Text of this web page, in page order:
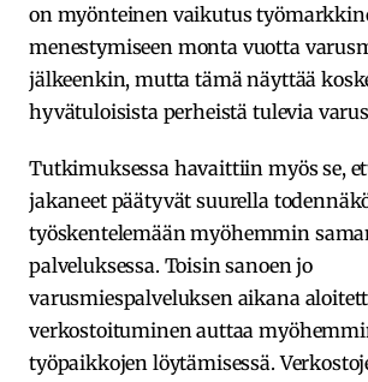
on myönteinen vaikutus
menestymiseen monta vuotta
jälkeenkin, mutta tämä näyttää
hyvätuloisista perheistä tulevia
Tutkimuksessa havaittiin myös se,
jakaneet päätyvät suurella
työskentelemään myöhemmin
palveluksessa. Toisin sanoen jo
varusmiespalveluksen aikana
verkostoituminen auttaa
työpaikkojen löytämisessä.